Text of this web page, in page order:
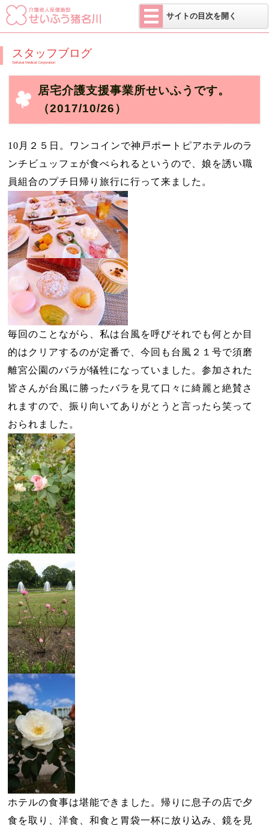
医療法人 せい
サイトの目次を開く
スタッフブログ
Seifukai Medical Corporation
居宅介護支援事業所せいふうです。
（2017/10/26）
10 月２５日。ワンコインで神戸ポートピアホテルのラ
ンチビュッフェが食べられるというので、娘を誘い職
員組合のプチ日帰り旅行に行って来ました。
毎回のことながら、私は台風を呼びそれでも何とか目
的はクリアするのが定番で、今回も台風２１号で須磨
離宮公園のバラが犠牲になっていました。参加された
皆さんが台風に勝ったバラを見て口々に綺麗と絶賛さ
れますので、振り向いてありがとうと言ったら笑って
おられました。
ホテルの食事は堪能できました。帰りに息子の店で夕
食を取り、洋食、和食と胃袋一杯に放り込み、鏡を見